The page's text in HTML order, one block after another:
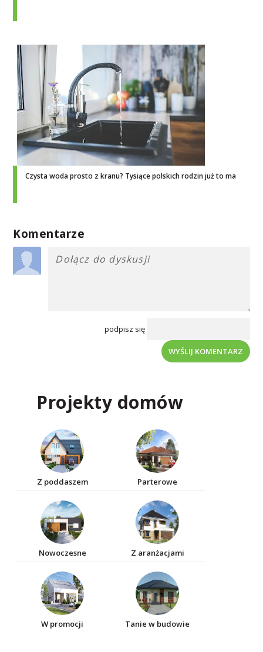
Czysta woda prosto z kranu? Tysiące polskich rodzin już to ma
Komentarze
podpisz się
WYŚLIJ KOMENTARZ
Projekty domów
Z poddaszem Parterowe
Nowoczesne Z aranżacjami
W promocji Tanie w budowie